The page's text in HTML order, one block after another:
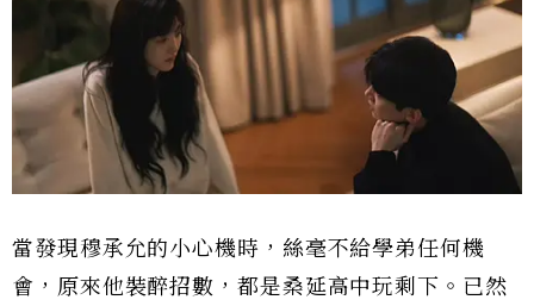
當發現穆承允的小心機時，絲毫不給學弟任何機
會，原來他裝醉招數，都是桑延高中玩剩下。已然